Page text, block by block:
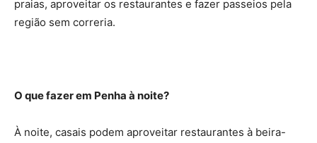
praias, aproveitar os restaurantes e fazer passeios pela
região sem correria.
O que fazer em Penha à noite?
À noite, casais podem aproveitar restaurantes à beira-